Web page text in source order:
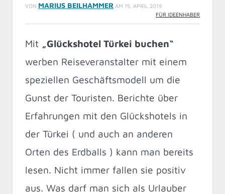
VON MARIUS BEILHAMMER AM 15. APRIL 2019
FÜR IDEENHABER
Mit
„Glückshotel Türkei buchen“
werben Reiseveranstalter mit einem
speziellen Geschäftsmodell um die
Gunst der Touristen. Berichte über
Erfahrungen mit den Glückshotels in
der Türkei ( und auch an anderen
Orten des Erdballs ) kann man bereits
lesen. Nicht immer fallen sie positiv
aus. Was darf man sich als Urlauber